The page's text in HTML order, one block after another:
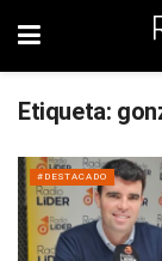
Etiqueta:
#DESTACADO